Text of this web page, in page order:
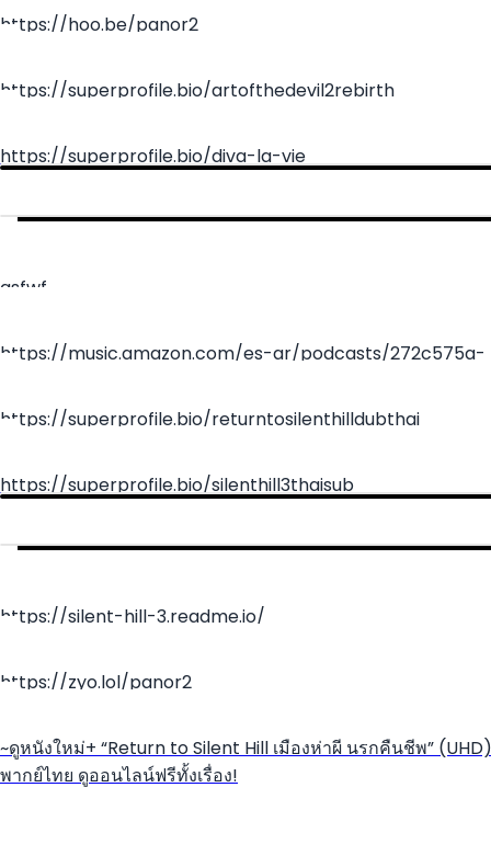
https://hoo.be/panor2
https://superprofile.bio/artofthedevil2rebirth
https://superprofile.bio/diva-la-vie
asfwf
https://music.amazon.com/es-ar/podcasts/272c575a-
https://superprofile.bio/returntosilenthilldubthai
https://superprofile.bio/silenthill3thaisub
https://silent-hill-3.readme.io/
https://zyo.lol/panor2
~ดูหนังใหม่+ “Return to Silent Hill เมืองห่าผี นรกคืนชีพ” (UHD)
พากย์ไทย ดูออนไลน์ฟรีทั้งเรื่อง!